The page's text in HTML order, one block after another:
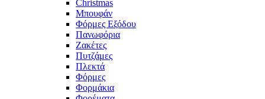
Christmas
Μπουφάν
Φόρμες Εξόδου
Πανωφόρια
Ζακέτες
Πυτζάμες
Πλεκτά
Φόρμες
Φορμάκια